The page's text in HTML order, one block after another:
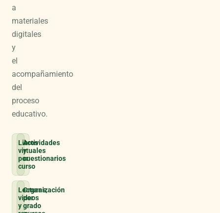
a
materiales
digitales
y
el
acompañamiento
del
proceso
educativo.
Libros
virtuales
por
curso
Actividades
y
cuestionarios
Lecturas,
videos
y
Organización
por
grado